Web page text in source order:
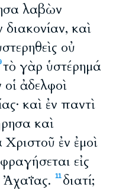
λαβὼν
καὶ
οὐ
τὸ γὰρ ὑστέρημά
ἀδελφοὶ
καὶ ἐν παντὶ
καὶ
Χριστοῦ ἐν ἐμοὶ
εἰς
Ἀχαΐας.
11 διατί;